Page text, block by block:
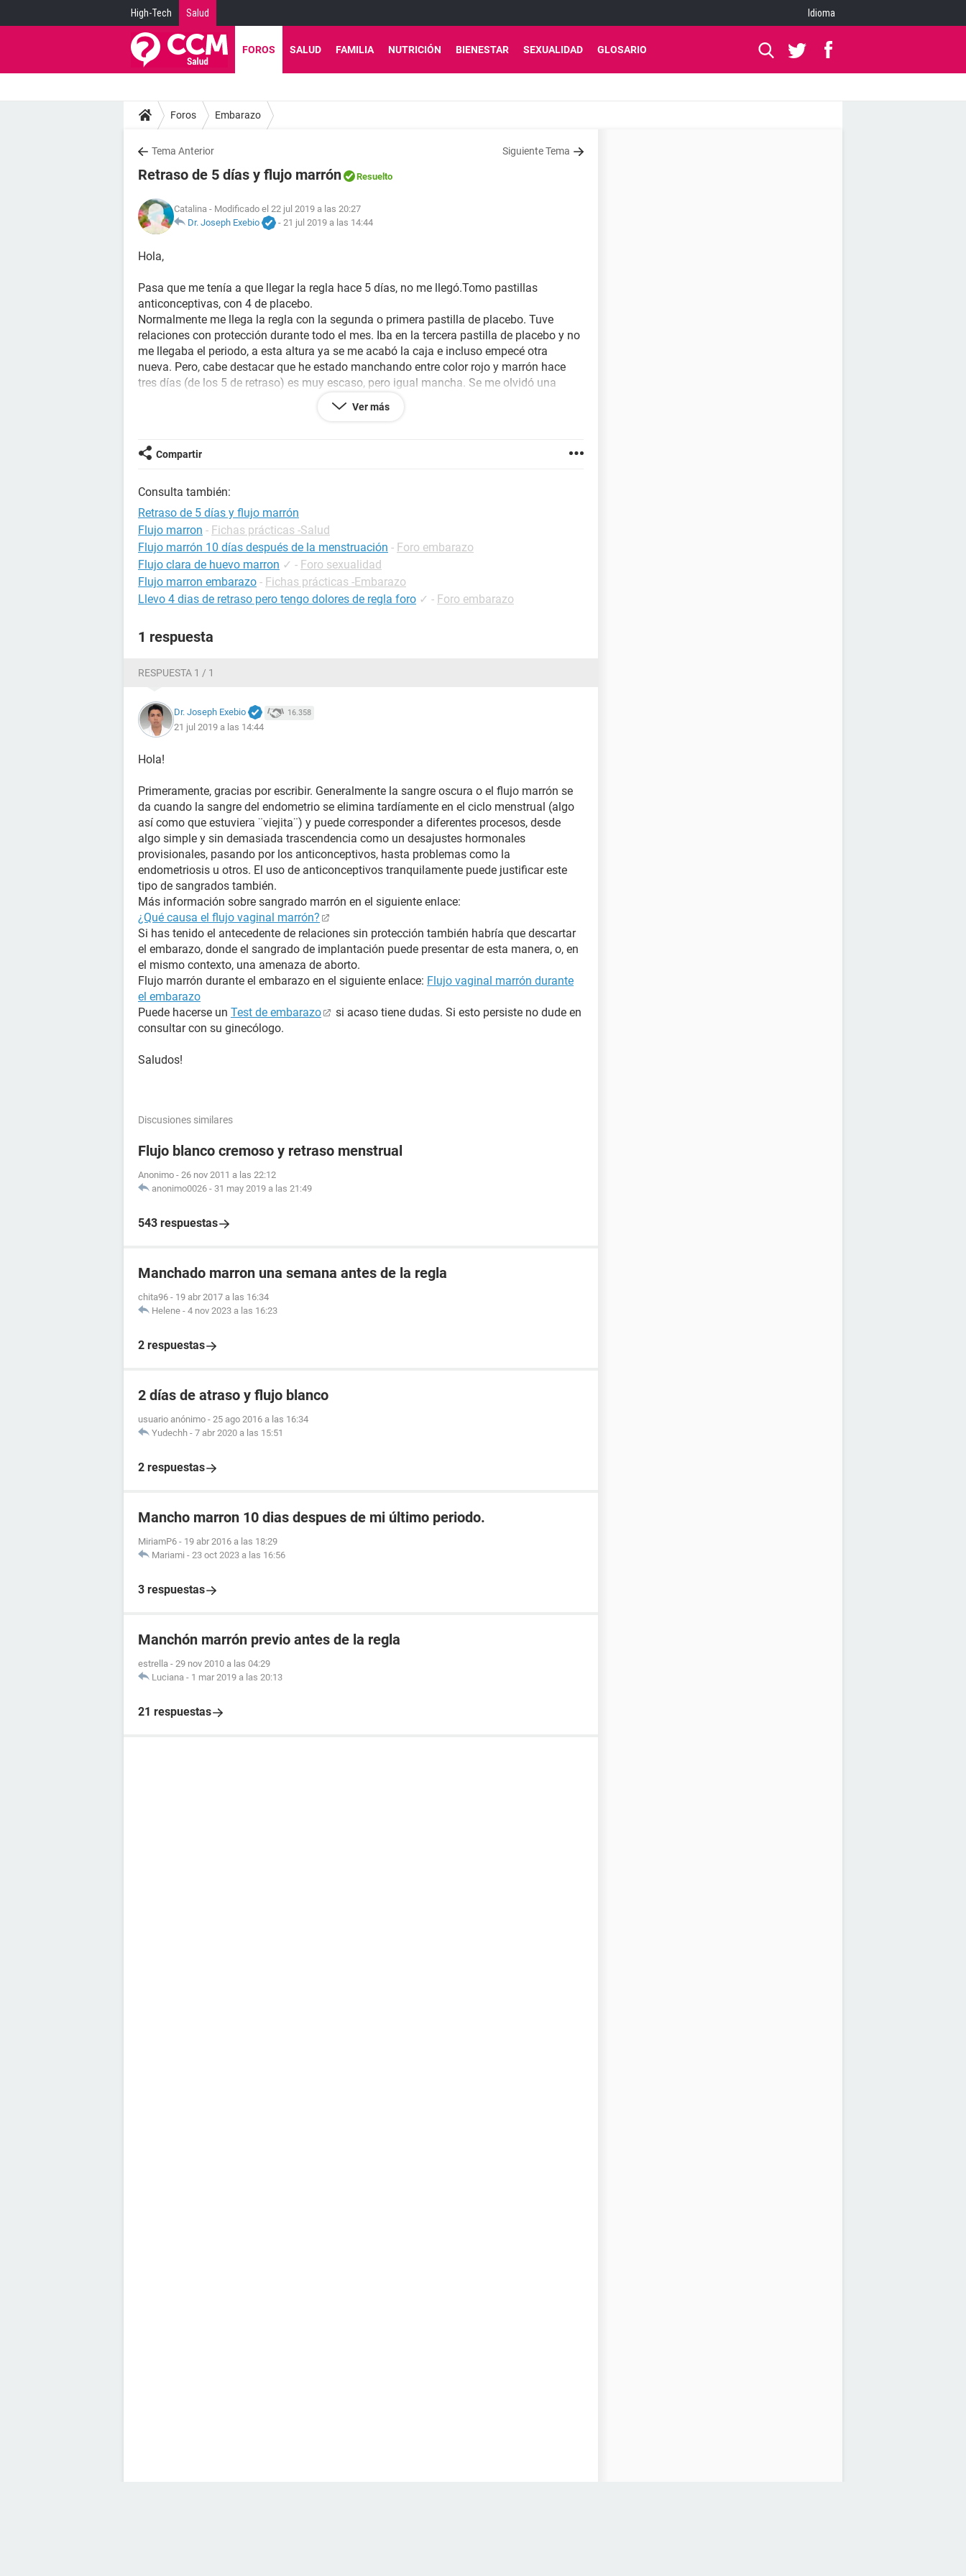
High-Tech Salud Idioma
FOROS SALUD FAMILIA NUTRICIÓN BIENESTAR SEXUALIDAD GLOSARIO
Foros Embarazo
Tema Anterior Siguiente Tema
Retraso de 5 días y flujo marrón Resuelto
Catalina - Modificado el 22 jul 2019 a las 20:27
Dr. Joseph Exebio
- 21 jul 2019 a las 14:44
Hola,
Pasa que me tenía a que llegar la regla hace 5 días, no me llegó.Tomo pastillas
anticonceptivas, con 4 de placebo.
Normalmente me llega la regla con la segunda o primera pastilla de placebo. Tuve
relaciones con protección durante todo el mes. Iba en la tercera pastilla de placebo y no
me llegaba el periodo, a esta altura ya se me acabó la caja e incluso empecé otra
nueva. Pero, cabe destacar que he estado manchando entre color rojo y marrón hace
tres días (de los 5 de retraso) es muy escaso, pero igual mancha. Se me olvidó una
después de haber tenido relaciones con protección. No he tenido ningún síntoma, solo
Gracias
Ver más
Compartir
Consulta también:
Retraso de 5 días y flujo marrón
Flujo marron - Fichas prácticas -Salud
Flujo marrón 10 días después de la menstruación - Foro embarazo
Flujo clara de huevo marron ✓ - Foro sexualidad
Flujo marron embarazo - Fichas prácticas -Embarazo
Llevo 4 dias de retraso pero tengo dolores de regla foro ✓ - Foro embarazo
1 respuesta
RESPUESTA 1 / 1
Dr. Joseph Exebio 16.358
21 jul 2019 a las 14:44
Hola!
Primeramente, gracias por escribir. Generalmente la sangre oscura o el flujo marrón se
da cuando la sangre del endometrio se elimina tardíamente en el ciclo menstrual (algo
así como que estuviera ¨viejita¨) y puede corresponder a diferentes procesos, desde
algo simple y sin demasiada trascendencia como un desajustes hormonales
provisionales, pasando por los anticonceptivos, hasta problemas como la
endometriosis u otros. El uso de anticonceptivos tranquilamente puede justificar este
tipo de sangrados también.
Más información sobre sangrado marrón en el siguiente enlace:
¿Qué causa el flujo vaginal marrón?
Si has tenido el antecedente de relaciones sin protección también habría que descartar
el embarazo, donde el sangrado de implantación puede presentar de esta manera, o, en
el mismo contexto, una amenaza de aborto.
Flujo marrón durante el embarazo en el siguiente enlace: Flujo vaginal marrón durante
el embarazo
Puede hacerse un Test de embarazo
si acaso tiene dudas. Si esto persiste no dude en
consultar con su ginecólogo.
Saludos!
Discusiones similares
Flujo blanco cremoso y retraso menstrual
Anonimo - 26 nov 2011 a las 22:12
anonimo0026 - 31 may 2019 a las 21:49
543 respuestas
Manchado marron una semana antes de la regla
chita96 - 19 abr 2017 a las 16:34
Helene - 4 nov 2023 a las 16:23
2 respuestas
2 días de atraso y flujo blanco
usuario anónimo - 25 ago 2016 a las 16:34
Yudechh - 7 abr 2020 a las 15:51
2 respuestas
Mancho marron 10 dias despues de mi último periodo.
MiriamP6 - 19 abr 2016 a las 18:29
Mariami - 23 oct 2023 a las 16:56
3 respuestas
Manchón marrón previo antes de la regla
estrella - 29 nov 2010 a las 04:29
Luciana - 1 mar 2019 a las 20:13
21 respuestas